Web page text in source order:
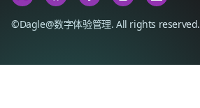
©Dagle@数字体验管理. All rights reserved.